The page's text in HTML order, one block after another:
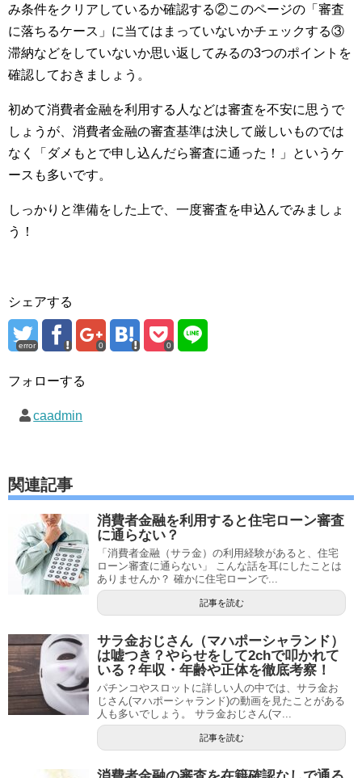
み条件をクリアしているか確認する②このページの「審査
に落ちるケース」に当てはまっていないかチェックする③
滞納などをしていないか思い返してみるの3つのポイントを
確認しておきましょう。
初めて消費者金融を利用する人などは審査を不安に思うで
しょうが、消費者金融の審査基準は決して厳しいものでは
なく「ダメもとで申し込んだら審査に通った！」というケ
ースも多いです。
しっかりと準備をした上で、一度審査を申込んでみましょ
う！
シェアする
error 0 0
フォローする
caadmin
関連記事
消費者金融を利用すると住宅ローン審査
に通らない？
「消費者金融（サラ金）の利用経験があると、住宅
ローン審査に通らない」 こんな話を耳にしたことは
ありませんか？ 確かに住宅ローンで...
記事を読む
サラ金おじさん（マハポーシャランド）
は嘘つき？やらせをして2chで叩かれて
いる？年収・年齢や正体を徹底考察！
パチンコやスロットに詳しい人の中では、サラ金お
じさん(マハポーシャランド)の動画を見たことがある
人も多いでしょう。 サラ金おじさん(マ...
記事を読む